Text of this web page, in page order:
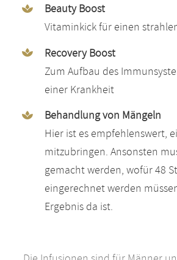
Beauty Boost
Vitaminkick für einen
Recovery Boost
Zum Aufbau des
einer Krankheit
Behandlung von Mängeln
Hier ist es empfehlenswert,
mitzubringen. Ansonsten
gemacht werden, wofür 48
eingerechnet werden
Ergebnis da ist.